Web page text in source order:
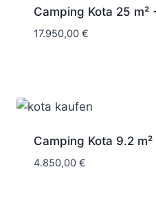
Camping Kota 25 m²
17.950,00 €
Camping Kota 9.2
4.850,00 €